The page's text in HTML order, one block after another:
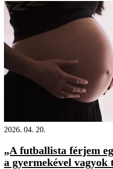
2026. 04. 20.
„A futballista férjem
a gyermekével vagyok